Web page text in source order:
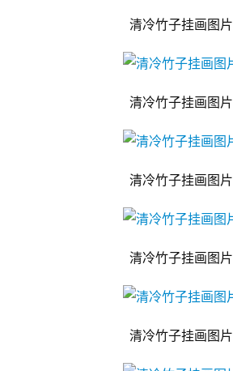
清冷竹子挂画图片
清冷竹子挂画图片
清冷竹子挂画图片
清冷竹子挂画图片
清冷竹子挂画图片